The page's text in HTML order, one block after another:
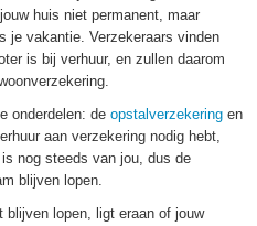
huis niet permanent, maar
je vakantie. Verzekeraars vinden
is bij verhuur, en zullen daarom
onderdelen: de opstalverzekering en
aan verzekering nodig hebt,
nog steeds van jou, dus de
blijven lopen.
blijven lopen, ligt eraan of jouw